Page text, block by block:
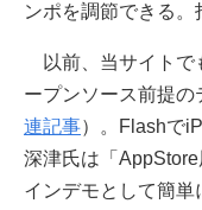
ンポを調節できる。
以前、当サイトで
ープンソース前提の
連記事）。Flashで
深津氏は「
インデモとして簡